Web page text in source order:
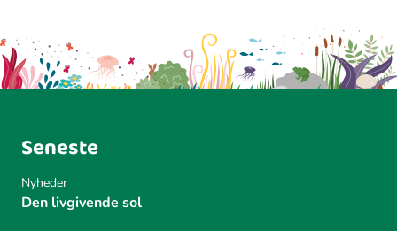
Seneste
Nyheder
Den livgivende sol